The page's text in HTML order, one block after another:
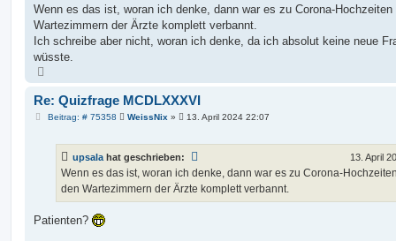
i
t
r
a
Wenn es das ist, woran ich denke, dann war es zu Corona-Hochzeiten
Wartezimmern der Ärzte komplett verbannt.
Ich schreibe aber nicht, woran ich denke, da ich absolut keine neue
wüsste.
h
b
Re: Quizfrage MCDLXXXVI
Beitrag: # 75358B
r
a
WeissNix» 13. April 2024 22:07
upsala hat geschrieben: 13. April
Wenn es das ist, woran ich denke, dann war es zu Corona-
den Wartezimmern der Ärzte komplett verbannt.
Patienten?